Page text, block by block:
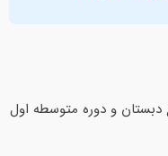
و دوره متوسطه اول